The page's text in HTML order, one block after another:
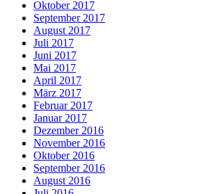
Oktober 2017
September 2017
August 2017
Juli 2017
Juni 2017
Mai 2017
April 2017
März 2017
Februar 2017
Januar 2017
Dezember 2016
November 2016
Oktober 2016
September 2016
August 2016